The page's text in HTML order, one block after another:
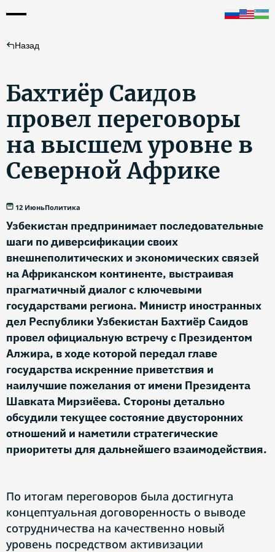
Назад
Бахтиёр Саидов
провел переговоры
на высшем уровне в
Северной Африке
12 ИюньПолитика
Узбекистан предпринимает последовательные
шаги по диверсификации своих
внешнеполитических и экономических связей
на Африканском континенте, выстраивая
прагматичный диалог с ключевыми
государствами региона. Министр иностранных
дел Республики Узбекистан Бахтиёр Саидов
провел официальную встречу с Президентом
Алжира, в ходе которой передал главе
государства искренние приветствия и
наилучшие пожелания от имени Президента
Шавката Мирзиёева. Стороны детально
обсудили текущее состояние двусторонних
отношений и наметили стратегические
приоритеты для дальнейшего взаимодействия.
По итогам переговоров была достигнута
концептуальная договоренность о выводе
сотрудничества на качественно новый
уровень посредством активизации